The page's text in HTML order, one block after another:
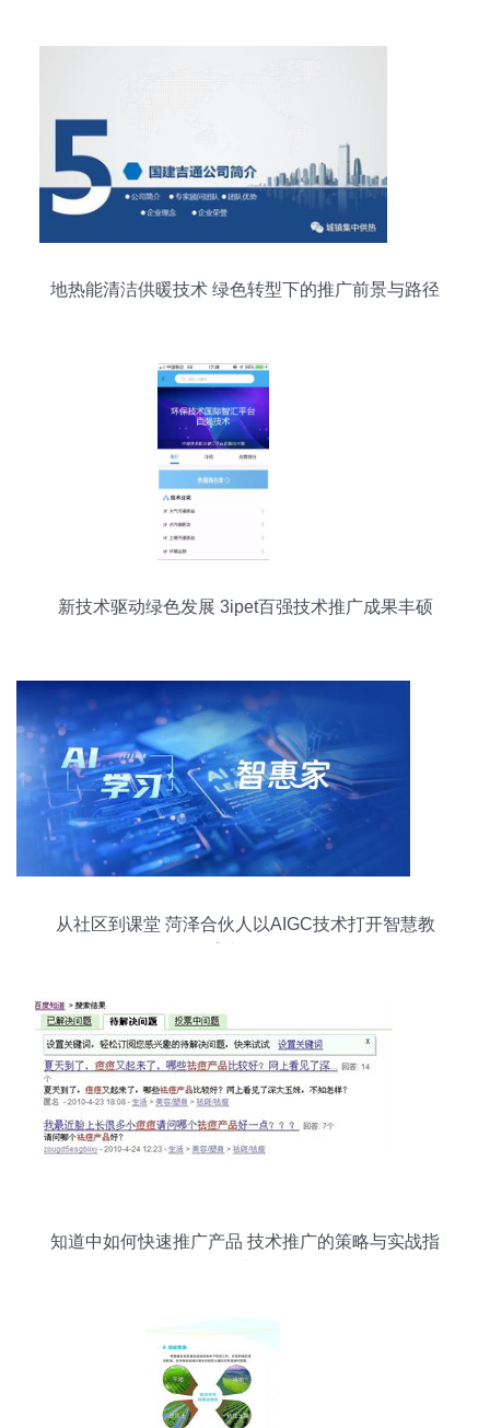
地热能清洁供暖技术 绿色转型下的推广前景与路径
新技术驱动绿色发展 3ipet百强技术推广成果丰硕
从社区到课堂 菏泽合伙人以AIGC技术打开智慧教
知道中如何快速推广产品 技术推广的策略与实战指